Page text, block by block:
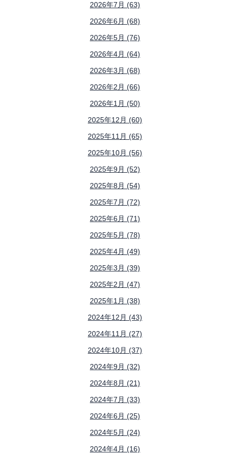
2026年7月 (63)
2026年6月 (68)
2026年5月 (76)
2026年4月 (64)
2026年3月 (68)
2026年2月 (66)
2026年1月 (50)
2025年12月 (60)
2025年11月 (65)
2025年10月 (56)
2025年9月 (52)
2025年8月 (54)
2025年7月 (72)
2025年6月 (71)
2025年5月 (78)
2025年4月 (49)
2025年3月 (39)
2025年2月 (47)
2025年1月 (38)
2024年12月 (43)
2024年11月 (27)
2024年10月 (37)
2024年9月 (32)
2024年8月 (21)
2024年7月 (33)
2024年6月 (25)
2024年5月 (24)
2024年4月 (16)